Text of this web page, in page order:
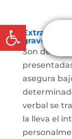
Abrir barra de
Extra-
gravedad
Son
asegura
verbal se
la lleva el